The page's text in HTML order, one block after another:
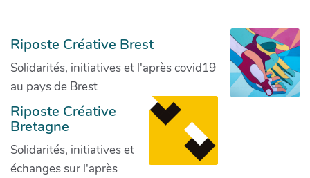
Riposte Créative Brest
Solidarités, initiatives et l'après covid19
au pays de Brest
Riposte Créative
Bretagne
Solidarités, initiatives et
échanges sur l'après